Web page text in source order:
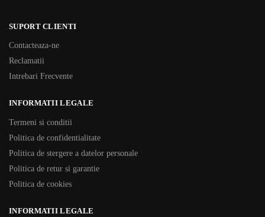
SUPORT CLIENTI
Contacteaza-ne
Reclamatii
Intrebari Frecvente
INFORMATII LEGALE
Termeni si conditii
Politica de confidentialitate
Politica de stergere a datelor personale
Politica de retur si garantie
Politica de cookies
INFORMATII LEGALE